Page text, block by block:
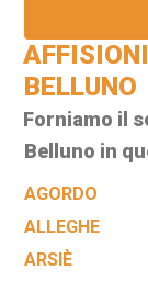
BELLUNO
Forniamo il
Belluno in
AGORDO
ALLEGHE
ARSIÈ